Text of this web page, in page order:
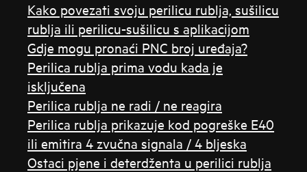
Kako povezati svoju perilicu rublja, sušilicu
rublja ili perilicu-sušilicu s aplikacijom
Gdje mogu pronaći PNC broj uređaja?
Perilica rublja prima vodu kada je
isključena
Perilica rublja ne radi / ne reagira
Perilica rublja prikazuje kod pogreške E40
ili emitira 4 zvučna signala / 4 bljeska
Ostaci pjene i deterdženta u perilici rublja